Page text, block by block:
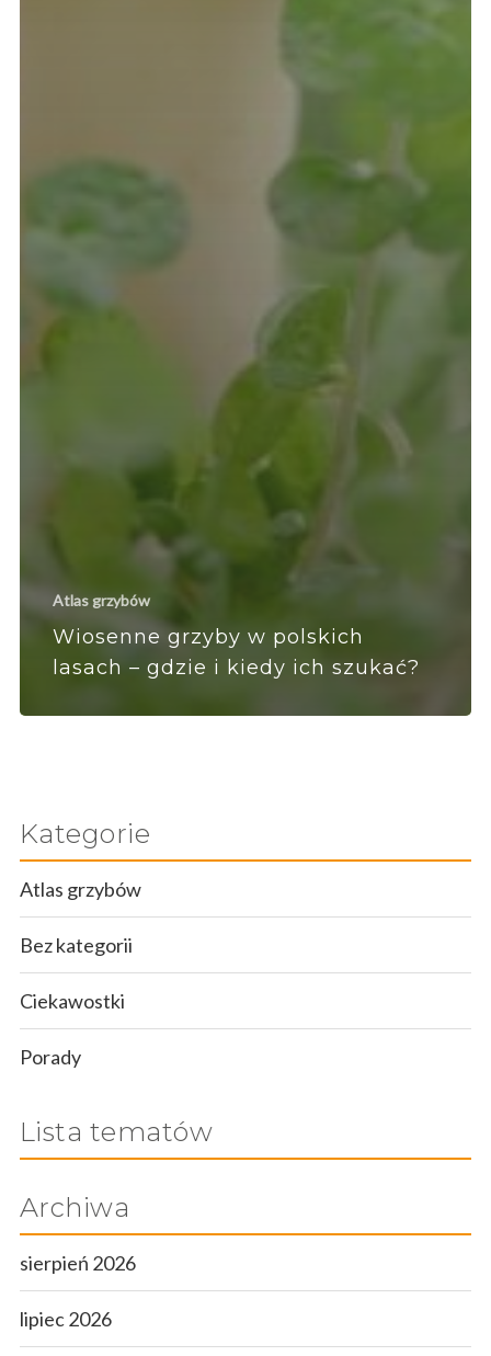
Atlas grzybów
Wiosenne grzyby w polskich
lasach – gdzie i kiedy ich szukać?
Kategorie
Atlas grzybów
Bez kategorii
Ciekawostki
Porady
Lista tematów
Archiwa
sierpień 2026
lipiec 2026